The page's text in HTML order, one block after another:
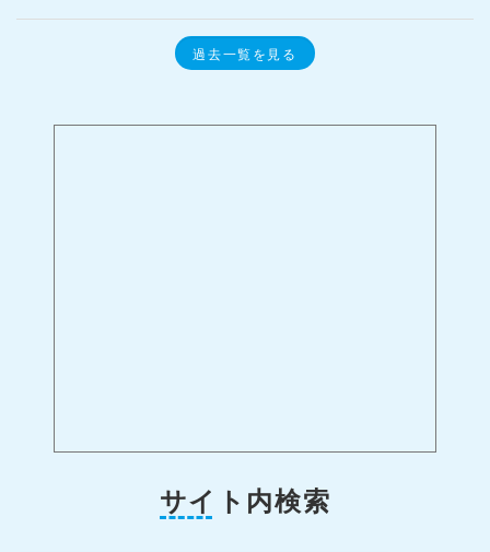
過去一覧を見る
サイト内検索